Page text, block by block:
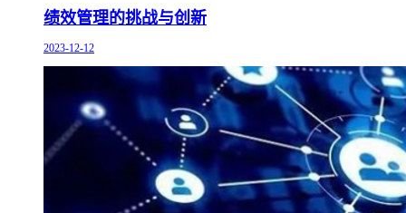
绩效管理的挑战与创新
2023-12-12